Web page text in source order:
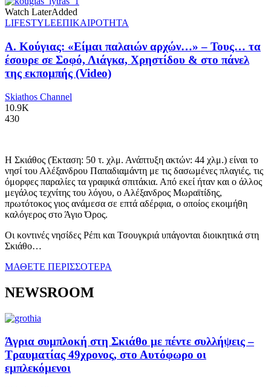
Watch LaterAdded
LIFESTYLEΕΠΙΚΑΙΡΟΤΗΤΑ
Α. Κούγιας: «Είμαι παλαιών αρχών…» – Τους… τα
έσουρε σε Σοφό, Λιάγκα, Χρηστίδου & στο πάνελ
της εκπομπής (Video)
Skiathos Channel
10.9K
430
Η Σκιάθος (Έκταση: 50 τ. χλμ. Ανάπτυξη ακτών: 44 χλμ.) είναι το
νησί του Αλέξανδρου Παπαδιαμάντη με τις δασωμένες πλαγιές, τις
όμορφες παραλίες τα γραφικά σπιτάκια. Από εκεί ήταν και ο άλλος
μεγάλος τεχνίτης του λόγου, ο Αλέξανδρος Μωραϊτίδης,
πρωτότοκος γιος ανάμεσα σε επτά αδέρφια, ο οποίος εκοιμήθη
καλόγερος στο Άγιο Όρος.
Οι κοντινές νησίδες Ρέπι και Τσουγκριά υπάγονται διοικητικά στη
Σκιάθο…
ΜΑΘΕΤΕ ΠΕΡΙΣΣΟΤΕΡΑ
NEWSROOM
Άγρια συμπλοκή στη Σκιάθο με πέντε συλλήψεις –
Τραυματίας 49χρονος, στο Αυτόφωρο οι
εμπλεκόμενοι